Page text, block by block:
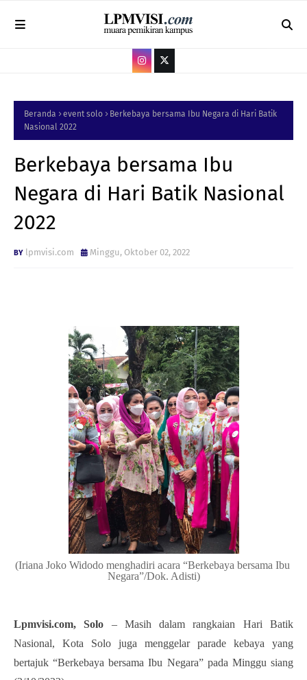
Beranda event solo
Berkebaya bersama Ibu Negara di Hari Batik
Nasional 2022
Berkebaya bersama Ibu
Negara di Hari Batik Nasional
2022
lpmvisi.com Minggu, Oktober 02, 2022
(Iriana Joko Widodo menghadiri acara “Berkebaya bersama Ibu
Negara”/Dok. Adisti)
Lpmvisi.com, Solo – Masih dalam rangkaian Hari Batik
Nasional, Kota Solo juga menggelar parade kebaya yang
bertajuk “Berkebaya bersama Ibu Negara” pada Minggu siang